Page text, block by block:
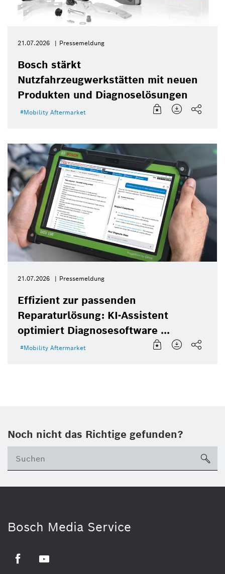
21.07.2026 Pressemeldung
Bosch stärkt
Nutzfahrzeugwerkstätten mit neuen
Produkten und Diagnoselösungen
Mobility Aftermarket
21.07.2026 Pressemeldung
Effizient zur passenden
Reparaturlösung: KI-Assistent
optimiert Diagnosesoftware ...
Mobility Aftermarket
Noch nicht das Richtige gefunden?
Bosch Media Service